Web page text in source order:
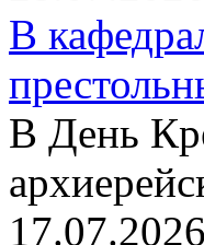
В
В День